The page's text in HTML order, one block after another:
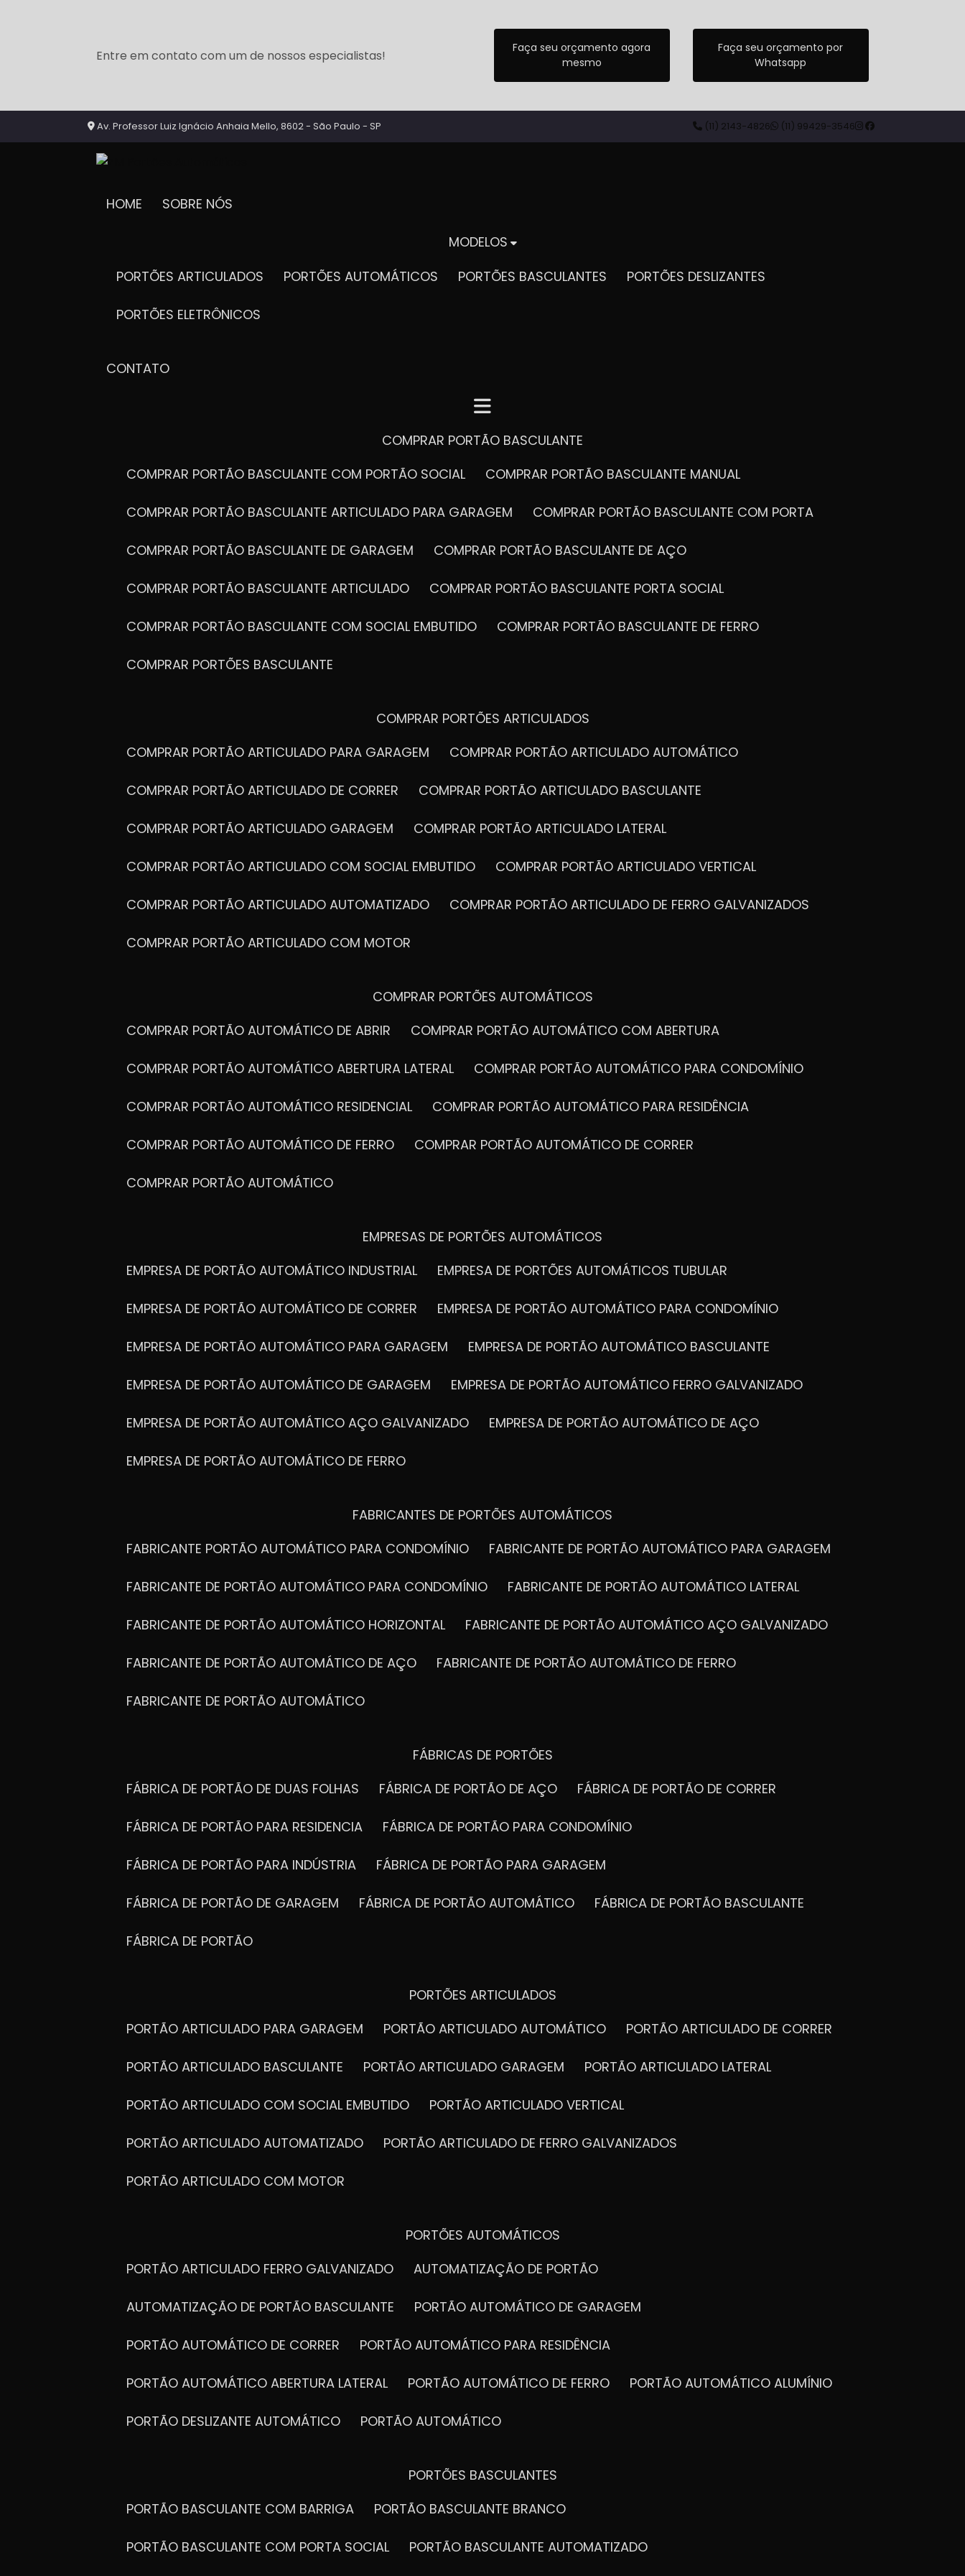
Entre em contato com um de nossos especialistas!
Faça seu orçamento agora
mesmo
Faça seu orçamento por
Whatsapp
Av. Professor Luiz Ignácio Anhaia Mello, 8602 - São Paulo - SP (11) 2143-4826 (11) 99429-3546
HOME SOBRE NÓS
MODELOS
PORTÕES ARTICULADOS
PORTÕES AUTOMÁTICOS PORTÕES BASCULANTES PORTÕES DESLIZANTES
PORTÕES ELETRÔNICOS
CONTATO
COMPRAR PORTÃO BASCULANTE
COMPRAR PORTÃO BASCULANTE COM PORTÃO SOCIAL
COMPRAR PORTÃO BASCULANTE MANUAL
COMPRAR PORTÃO BASCULANTE ARTICULADO PARA GARAGEM COMPRAR PORTÃO BASCULANTE COM PORTA
COMPRAR PORTÃO BASCULANTE DE GARAGEM COMPRAR PORTÃO BASCULANTE DE AÇO
COMPRAR PORTÃO BASCULANTE ARTICULADO COMPRAR PORTÃO BASCULANTE PORTA SOCIAL
COMPRAR PORTÃO BASCULANTE COM SOCIAL EMBUTIDO COMPRAR PORTÃO BASCULANTE DE FERRO
COMPRAR PORTÕES BASCULANTE
COMPRAR PORTÕES ARTICULADOS
COMPRAR PORTÃO ARTICULADO PARA GARAGEM
COMPRAR PORTÃO ARTICULADO AUTOMÁTICO
COMPRAR PORTÃO ARTICULADO DE CORRER COMPRAR PORTÃO ARTICULADO BASCULANTE
COMPRAR PORTÃO ARTICULADO GARAGEM COMPRAR PORTÃO ARTICULADO LATERAL
COMPRAR PORTÃO ARTICULADO COM SOCIAL EMBUTIDO COMPRAR PORTÃO ARTICULADO VERTICAL
COMPRAR PORTÃO ARTICULADO AUTOMATIZADO COMPRAR PORTÃO ARTICULADO DE FERRO GALVANIZADOS
COMPRAR PORTÃO ARTICULADO COM MOTOR
COMPRAR PORTÕES AUTOMÁTICOS
COMPRAR PORTÃO AUTOMÁTICO DE ABRIR
COMPRAR PORTÃO AUTOMÁTICO COM ABERTURA
COMPRAR PORTÃO AUTOMÁTICO ABERTURA LATERAL COMPRAR PORTÃO AUTOMÁTICO PARA CONDOMÍNIO
COMPRAR PORTÃO AUTOMÁTICO RESIDENCIAL COMPRAR PORTÃO AUTOMÁTICO PARA RESIDÊNCIA
COMPRAR PORTÃO AUTOMÁTICO DE FERRO COMPRAR PORTÃO AUTOMÁTICO DE CORRER
COMPRAR PORTÃO AUTOMÁTICO
EMPRESAS DE PORTÕES AUTOMÁTICOS
EMPRESA DE PORTÃO AUTOMÁTICO INDUSTRIAL
EMPRESA DE PORTÕES AUTOMÁTICOS TUBULAR
EMPRESA DE PORTÃO AUTOMÁTICO DE CORRER EMPRESA DE PORTÃO AUTOMÁTICO PARA CONDOMÍNIO
EMPRESA DE PORTÃO AUTOMÁTICO PARA GARAGEM EMPRESA DE PORTÃO AUTOMÁTICO BASCULANTE
EMPRESA DE PORTÃO AUTOMÁTICO DE GARAGEM EMPRESA DE PORTÃO AUTOMÁTICO FERRO GALVANIZADO
EMPRESA DE PORTÃO AUTOMÁTICO AÇO GALVANIZADO EMPRESA DE PORTÃO AUTOMÁTICO DE AÇO
EMPRESA DE PORTÃO AUTOMÁTICO DE FERRO
FABRICANTES DE PORTÕES AUTOMÁTICOS
FABRICANTE PORTÃO AUTOMÁTICO PARA CONDOMÍNIO
FABRICANTE DE PORTÃO AUTOMÁTICO PARA GARAGEM
FABRICANTE DE PORTÃO AUTOMÁTICO PARA CONDOMÍNIO FABRICANTE DE PORTÃO AUTOMÁTICO LATERAL
FABRICANTE DE PORTÃO AUTOMÁTICO HORIZONTAL FABRICANTE DE PORTÃO AUTOMÁTICO AÇO GALVANIZADO
FABRICANTE DE PORTÃO AUTOMÁTICO DE AÇO FABRICANTE DE PORTÃO AUTOMÁTICO DE FERRO
FABRICANTE DE PORTÃO AUTOMÁTICO
FÁBRICAS DE PORTÕES
FÁBRICA DE PORTÃO DE DUAS FOLHAS
FÁBRICA DE PORTÃO DE AÇO FÁBRICA DE PORTÃO DE CORRER
FÁBRICA DE PORTÃO PARA RESIDENCIA FÁBRICA DE PORTÃO PARA CONDOMÍNIO
FÁBRICA DE PORTÃO PARA INDÚSTRIA FÁBRICA DE PORTÃO PARA GARAGEM
FÁBRICA DE PORTÃO DE GARAGEM FÁBRICA DE PORTÃO AUTOMÁTICO FÁBRICA DE PORTÃO BASCULANTE
FÁBRICA DE PORTÃO
PORTÕES ARTICULADOS
PORTÃO ARTICULADO PARA GARAGEM
PORTÃO ARTICULADO AUTOMÁTICO PORTÃO ARTICULADO DE CORRER
PORTÃO ARTICULADO BASCULANTE PORTÃO ARTICULADO GARAGEM PORTÃO ARTICULADO LATERAL
PORTÃO ARTICULADO COM SOCIAL EMBUTIDO PORTÃO ARTICULADO VERTICAL
PORTÃO ARTICULADO AUTOMATIZADO PORTÃO ARTICULADO DE FERRO GALVANIZADOS
PORTÃO ARTICULADO COM MOTOR
PORTÕES AUTOMÁTICOS
PORTÃO ARTICULADO FERRO GALVANIZADO
AUTOMATIZAÇÃO DE PORTÃO
AUTOMATIZAÇÃO DE PORTÃO BASCULANTE PORTÃO AUTOMÁTICO DE GARAGEM
PORTÃO AUTOMÁTICO DE CORRER PORTÃO AUTOMÁTICO PARA RESIDÊNCIA
PORTÃO AUTOMÁTICO ABERTURA LATERAL PORTÃO AUTOMÁTICO DE FERRO PORTÃO AUTOMÁTICO ALUMÍNIO
PORTÃO DESLIZANTE AUTOMÁTICO PORTÃO AUTOMÁTICO
PORTÕES BASCULANTES
PORTÃO BASCULANTE COM BARRIGA
PORTÃO BASCULANTE BRANCO
PORTÃO BASCULANTE COM PORTA SOCIAL PORTÃO BASCULANTE AUTOMATIZADO